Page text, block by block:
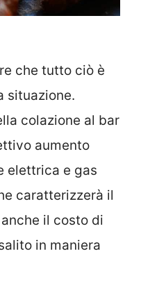
che tutto ciò è
situazione.
colazione al bar
aumento
elettrica e gas
caratterizzerà il
il costo di
in maniera